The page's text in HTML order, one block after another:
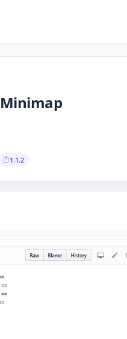
Minimap
1.1.2